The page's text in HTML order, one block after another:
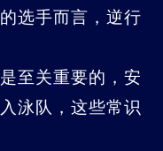
选手而言，逆行
至关重要的，安
泳队，这些常识